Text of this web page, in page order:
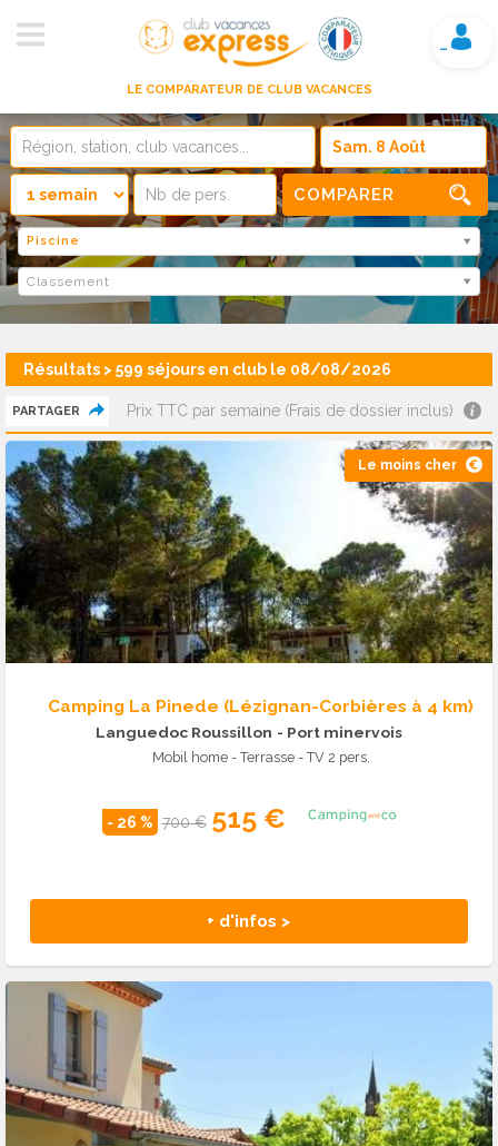
LE COMPARATEUR DE CLUB VACANCES
Mon compte
COMPARER
Piscine
Classement
Résultats > 599 séjours en club le 08/08/2026
PARTAGER Prix TTC par semaine (Frais de dossier inclus)
Le moins cher
Camping La Pinede (Lézignan-Corbières à 4 km)
Languedoc Roussillon - Port minervois
Mobil home - Terrasse - TV 2 pers.
- 26 % 700 € 515 €
+ d'infos >